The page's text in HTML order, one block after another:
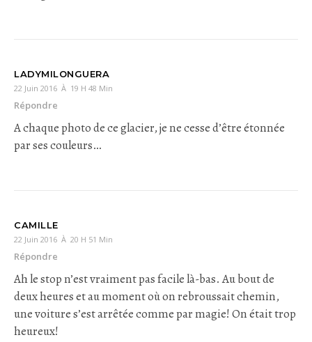
LADYMILONGUERA
22 Juin 2016 À 19 H 48 Min
Répondre
A chaque photo de ce glacier, je ne cesse d’être étonnée
par ses couleurs…
CAMILLE
22 Juin 2016 À 20 H 51 Min
Répondre
Ah le stop n’est vraiment pas facile là-bas. Au bout de
deux heures et au moment où on rebroussait chemin,
une voiture s’est arrêtée comme par magie! On était trop
heureux!